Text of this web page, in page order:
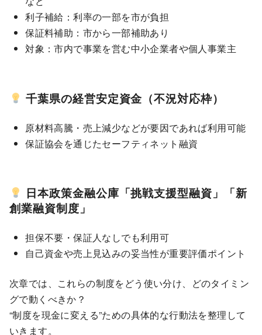
利子補給：利率の一部を市が負担
保証料補助：市から一部補助あり
対象：市内で事業を営む中小企業者や個人事業主
千葉県の経営安定資金（不況対応枠）
原材料高騰・売上減少などが要因であれば利用可能
保証協会を通じたセーフティネット融資
日本政策金融公庫「挑戦支援型融資」「新
創業融資制度」
担保不要・保証人なしでも利用可
自己資金や売上見込みの妥当性が重要評価ポイント
次章では、これらの制度をどう使い分け、どのタイミン
グで動くべきか？
“制度を現金に変える”ための具体的な行動法を整理して
いきます。